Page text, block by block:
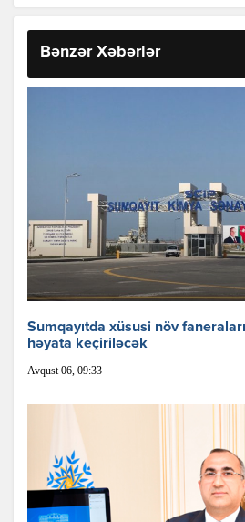
Bənzər Xəbərlər
Sumqayıtda xüsusi növ
həyata keçiriləcək
Avqust 06, 09:33